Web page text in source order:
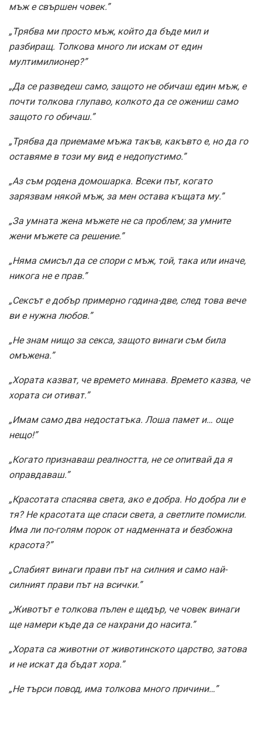
мъж е свършен човек.”
„Трябва ми просто мъж, който да бъде мил и
разбиращ. Толкова много ли искам от един
мултимилионер?”
„Да се разведеш само, защото не обичаш един мъж, е
почти толкова глупаво, колкото да се ожениш само
защото го обичаш.”
„Трябва да приемаме мъжа такъв, какъвто е, но да го
оставяме в този му вид е недопустимо.”
„Аз съм родена домошарка. Всеки път, когато
зарязвам някой мъж, за мен остава къщата му.”
„За умната жена мъжете не са проблем; за умните
жени мъжете са решение.”
„Няма смисъл да се спори с мъж, той, така или иначе,
никога не е прав.”
„Сексът е добър примерно година-две, след това вече
ви е нужна любов.”
„Не знам нищо за секса, защото винаги съм била
омъжена.”
„Хората казват, че времето минава. Времето казва, че
хората си отиват.”
„Имам само два недостатъка. Лоша памет и… още
нещо!”
„Когато признаваш реалността, не се опитвай да я
оправдаваш.”
„Красотата спасява света, ако е добра. Но добра ли е
тя? Не красотата ще спаси света, а светлите помисли.
Има ли по-голям порок от надменната и безбожна
красота?”
„Слабият винаги прави път на силния и само най-
силният прави път на всички.”
„Животът е толкова пълен е щедър, че човек винаги
ще намери къде да се нахрани до насита.”
„Хората са животни от животинското царство, затова
и не искат да бъдат хора.”
„Не търси повод, има толкова много причини…”